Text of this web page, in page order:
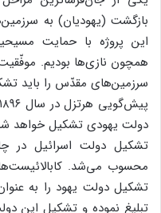
بازگشت (یهودیان) به
این پروژه با حمایت
همچون نازی‌ها بودیم.
سرزمین‌های مقدّس را باید
دولت یهودی تشکیل خواهد
تشکیل دولت اسرائیل در
محسوب می‌شد.
تشکیل دولت یهود را به
تبلیغ نموده و تشکیل این